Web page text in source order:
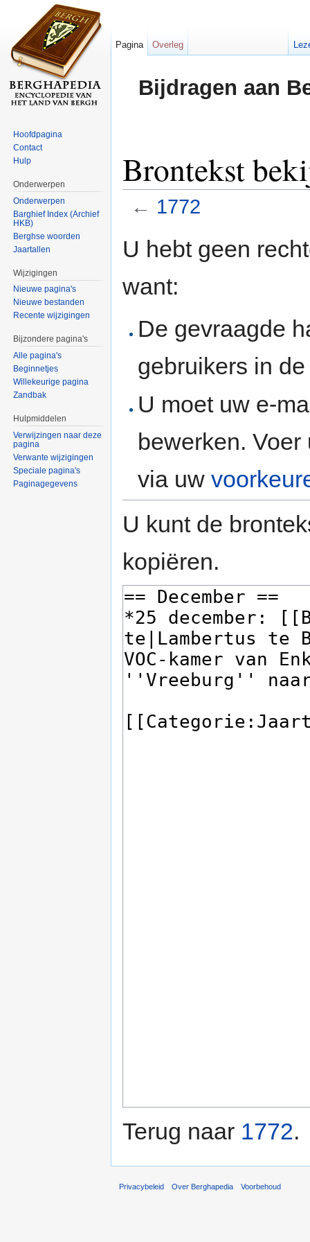
Bijdragen aan
Brontekst
← 1772
U hebt geen
want:
De gevraagde
gebruikers in
U moet uw e-
bewerken.
via uw
U kunt de
kopiëren.
Terug naar 1772.
Pagina Overleg
Hoofdpagina
Contact
Hulp
Onderwerpen
Onderwerpen
Barghief Index (Archief
HKB)
Berghse woorden
Jaartallen
Wijzigingen
Nieuwe pagina's
Nieuwe bestanden
Recente wijzigingen
Bijzondere pagina's
Alle pagina's
Beginnetjes
Willekeurige pagina
Zandbak
Hulpmiddelen
Verwijzingen naar deze
pagina
Verwante wijzigingen
Speciale pagina's
Paginagegevens
Privacybeleid Over Berghapedia Voorbehoud